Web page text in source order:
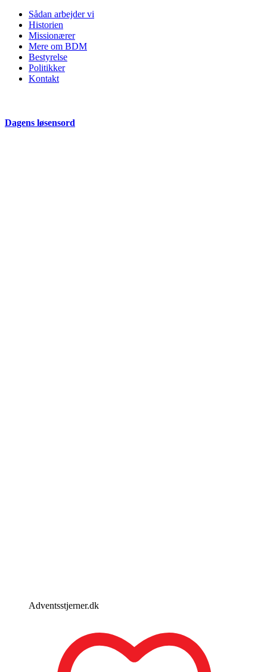
Sådan arbejder vi
Historien
Missionærer
Mere om BDM
Bestyrelse
Politikker
Kontakt
Dagens løsensord
Adventsstjerner.dk